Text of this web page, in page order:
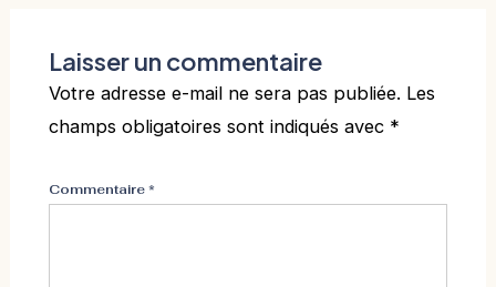
Laisser un commentaire
Votre adresse e-mail ne sera pas publiée. Les
champs obligatoires sont indiqués avec *
Commentaire*